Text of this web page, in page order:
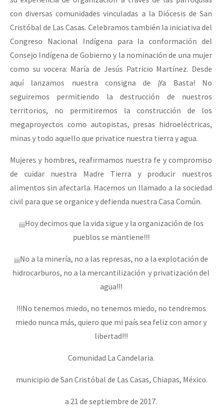
con diversas comunidades vinculadas a la Diócesis de San
Cristóbal de Las Casas. Celebramos también la iniciativa del
Congreso Nacional Indígena para la conformación del
Consejo Indígena de Gobierno y la nominación de una mujer
como su vocera: María de Jesús Patricio Martínez. Desde
aquí lanzamos nuestra consigna de ¡Ya Basta! No
seguiremos permitiendo la destrucción de nuestros
territorios, no permitiremos la construcción de los
megaproyectos como autopistas, presas hidroeléctricas,
minas y todo aquello que privatice nuestra tierra y agua.
Mujeres y hombres, reafirmamos nuestra fe y compromiso
de cuidar nuestra Madre Tierra y producir nuestros
alimentos sin afectarla. Hacemos un llamado a la sociedad
civil para que se organice y defienda nuestra Casa Común.
¡¡¡Hoy decimos que la vida sigue y la organización de los
pueblos se mantiene!!!
¡¡¡No a la minería, no a las represas, no a la explotación de
hidrocarburos, no a la mercantilización y privatización del
agua!!!
!!!No tenemos miedo, no tenemos miedo, no tendremos
miedo nunca más, quiero que mi país sea feliz con amor y
libertad!!!
Comunidad La Candelaria.
municipio de San Cristóbal de Las Casas, Chiapas, México.
a 21 de septiembre de 2017.